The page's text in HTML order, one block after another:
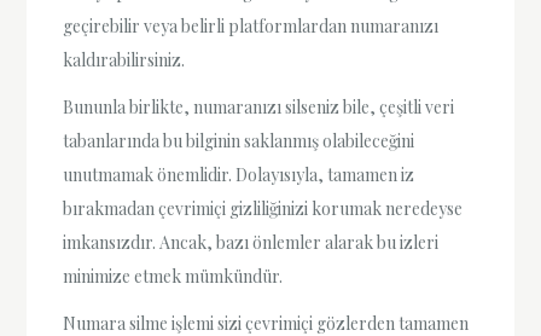
geçirebilir veya belirli platformlardan numaranızı
kaldırabilirsiniz.
Bununla birlikte, numaranızı silseniz bile, çeşitli veri
tabanlarında bu bilginin saklanmış olabileceğini
unutmamak önemlidir. Dolayısıyla, tamamen iz
bırakmadan çevrimiçi gizliliğinizi korumak neredeyse
imkansızdır. Ancak, bazı önlemler alarak bu izleri
minimize etmek mümkündür.
Numara silme işlemi sizi çevrimiçi gözlerden tamamen